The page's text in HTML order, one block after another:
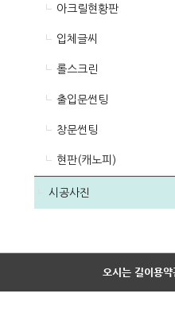
아크릴현황판
입체글씨
롤스크린
출입문썬팅
창문썬팅
현판(캐노피)
시공사진
오시는 길이용약